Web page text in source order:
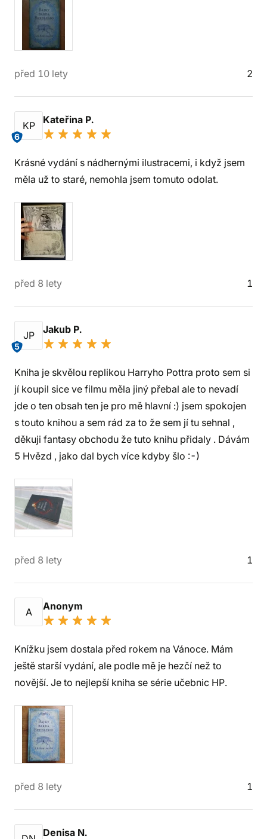
před 10 lety 2
KP
6
Kateřina P.
Krásné vydání s nádhernými ilustracemi, i když jsem
měla už to staré, nemohla jsem tomuto odolat.
před 8 lety 1
JP
5
Jakub P.
Kniha je skvělou replikou Harryho Pottra proto sem si
jí koupil sice ve filmu měla jiný přebal ale to nevadí
jde o ten obsah ten je pro mě hlavní :) jsem spokojen
s touto knihou a sem rád za to že sem jí tu sehnal ,
děkuji fantasy obchodu že tuto knihu přidaly . Dávám
5 Hvězd , jako dal bych více kdyby šlo :-)
před 8 lety 1
A Anonym
Knížku jsem dostala před rokem na Vánoce. Mám
ještě starší vydání, ale podle mě je hezčí než to
novější. Je to nejlepší kniha se série učebnic HP.
před 8 lety 1
Denisa N.